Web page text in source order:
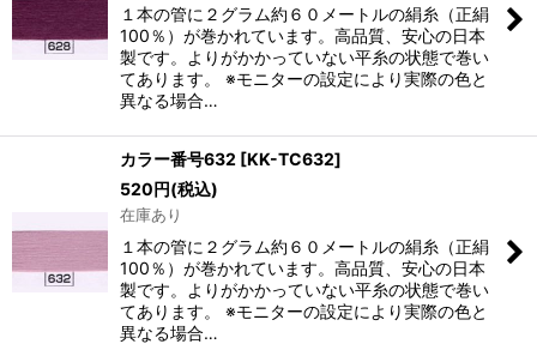
１本の管に２グラム約６０メートルの絹糸（正絹
100％）が巻かれています。高品質、安心の日本
製です。よりがかかっていない平糸の状態で巻い
てあります。 ※モニターの設定により実際の色と
異なる場合…
カラー番号632 [KK-TC632]
520円(税込)
在庫あり
１本の管に２グラム約６０メートルの絹糸（正絹
100％）が巻かれています。高品質、安心の日本
製です。よりがかかっていない平糸の状態で巻い
てあります。 ※モニターの設定により実際の色と
異なる場合…